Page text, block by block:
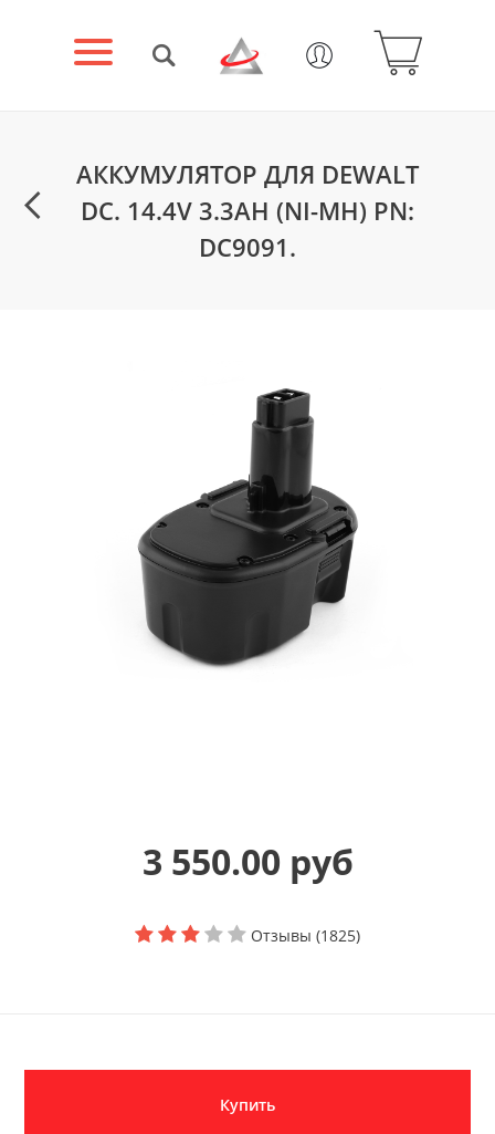
АККУМУЛЯТОР ДЛЯ DEWALT
DC. 14.4V 3.3AH (NI-MH) PN:
DC9091.
3 550.00 руб
Отзывы (1825)
Купить